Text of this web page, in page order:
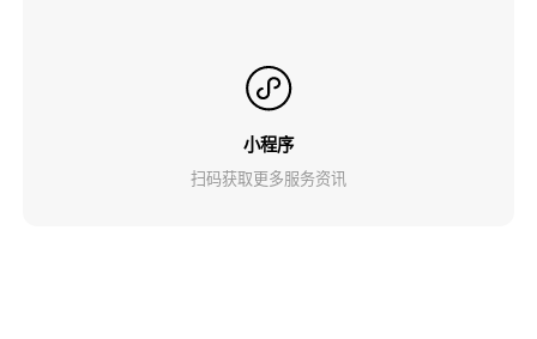
小程序
扫码获取更多服务资讯